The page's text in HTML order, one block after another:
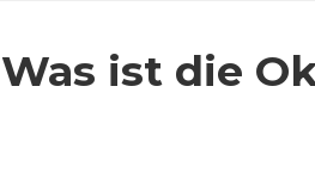
Was ist die